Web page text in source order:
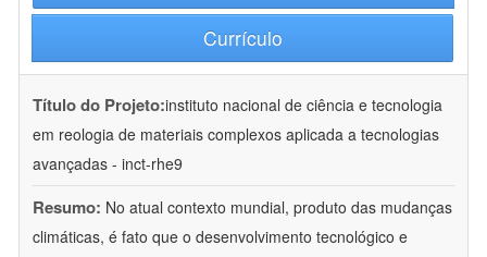
Currículo
Título do Projeto:instituto nacional de ciência e tecnologia
em reologia de materiais complexos aplicada a tecnologias
avançadas - inct-rhe9
Resumo: No atual contexto mundial, produto das mudanças
climáticas, é fato que o desenvolvimento tecnológico e